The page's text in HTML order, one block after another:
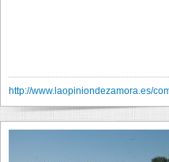
http://www.laopiniondezamora.es/